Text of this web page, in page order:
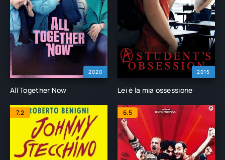
2020
All Together Now
2015
Lei è la mia ossessione
7.2 6.5